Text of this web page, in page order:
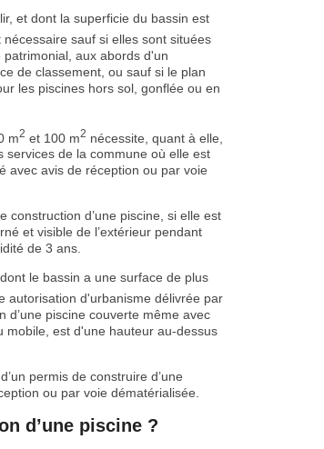
et dont la superficie du bassin est
nécessaire sauf si elles sont situées
aux abords d'un
de classement, ou sauf si le plan
les piscines hors sol, gonflée ou en
m2 et 100 m2 nécessite, quant à elle,
de la commune où elle est
avec avis de réception ou par voie
construction d’une piscine, si elle est
et visible de l’extérieur pendant
de 3 ans.
le bassin a une surface de plus
autorisation d'urbanisme délivrée par
d’une piscine couverte même avec
mobile, est d'une hauteur au-dessus
permis de construire d’une
ou par voie dématérialisée.
d’une piscine ?